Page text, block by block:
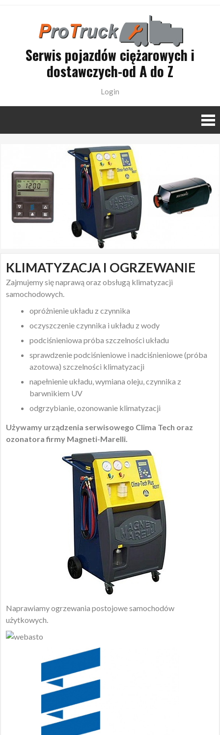
Serwis pojazdów ciężarowych i
dostawczych-od A do Z
Login
KLIMATYZACJA I OGRZEWANIE
Zajmujemy się naprawą oraz obsługą klimatyzacji
samochodowych.
opróżnienie układu z czynnika
oczyszczenie czynnika i układu z wody
podciśnieniowa próba szczelności układu
sprawdzenie podciśnieniowe i nadciśnieniowe (próba
azotowa) szczelności klimatyzacji
napełnienie układu, wymiana oleju, czynnika z
barwnikiem UV
odgrzybianie, ozonowanie klimatyzacji
Używamy urządzenia serwisowego Clima Tech oraz
ozonatora firmy Magneti-Marelli.
Naprawiamy ogrzewania postojowe samochodów
użytkowych.